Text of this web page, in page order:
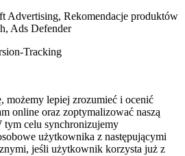
Advertising, Rekomendacje produktów
Ads Defender
Tracking
możemy lepiej zrozumieć i ocenić
online oraz zoptymalizować naszą
tym celu synchronizujemy
użytkownika z następującymi
jeśli użytkownik korzysta już z